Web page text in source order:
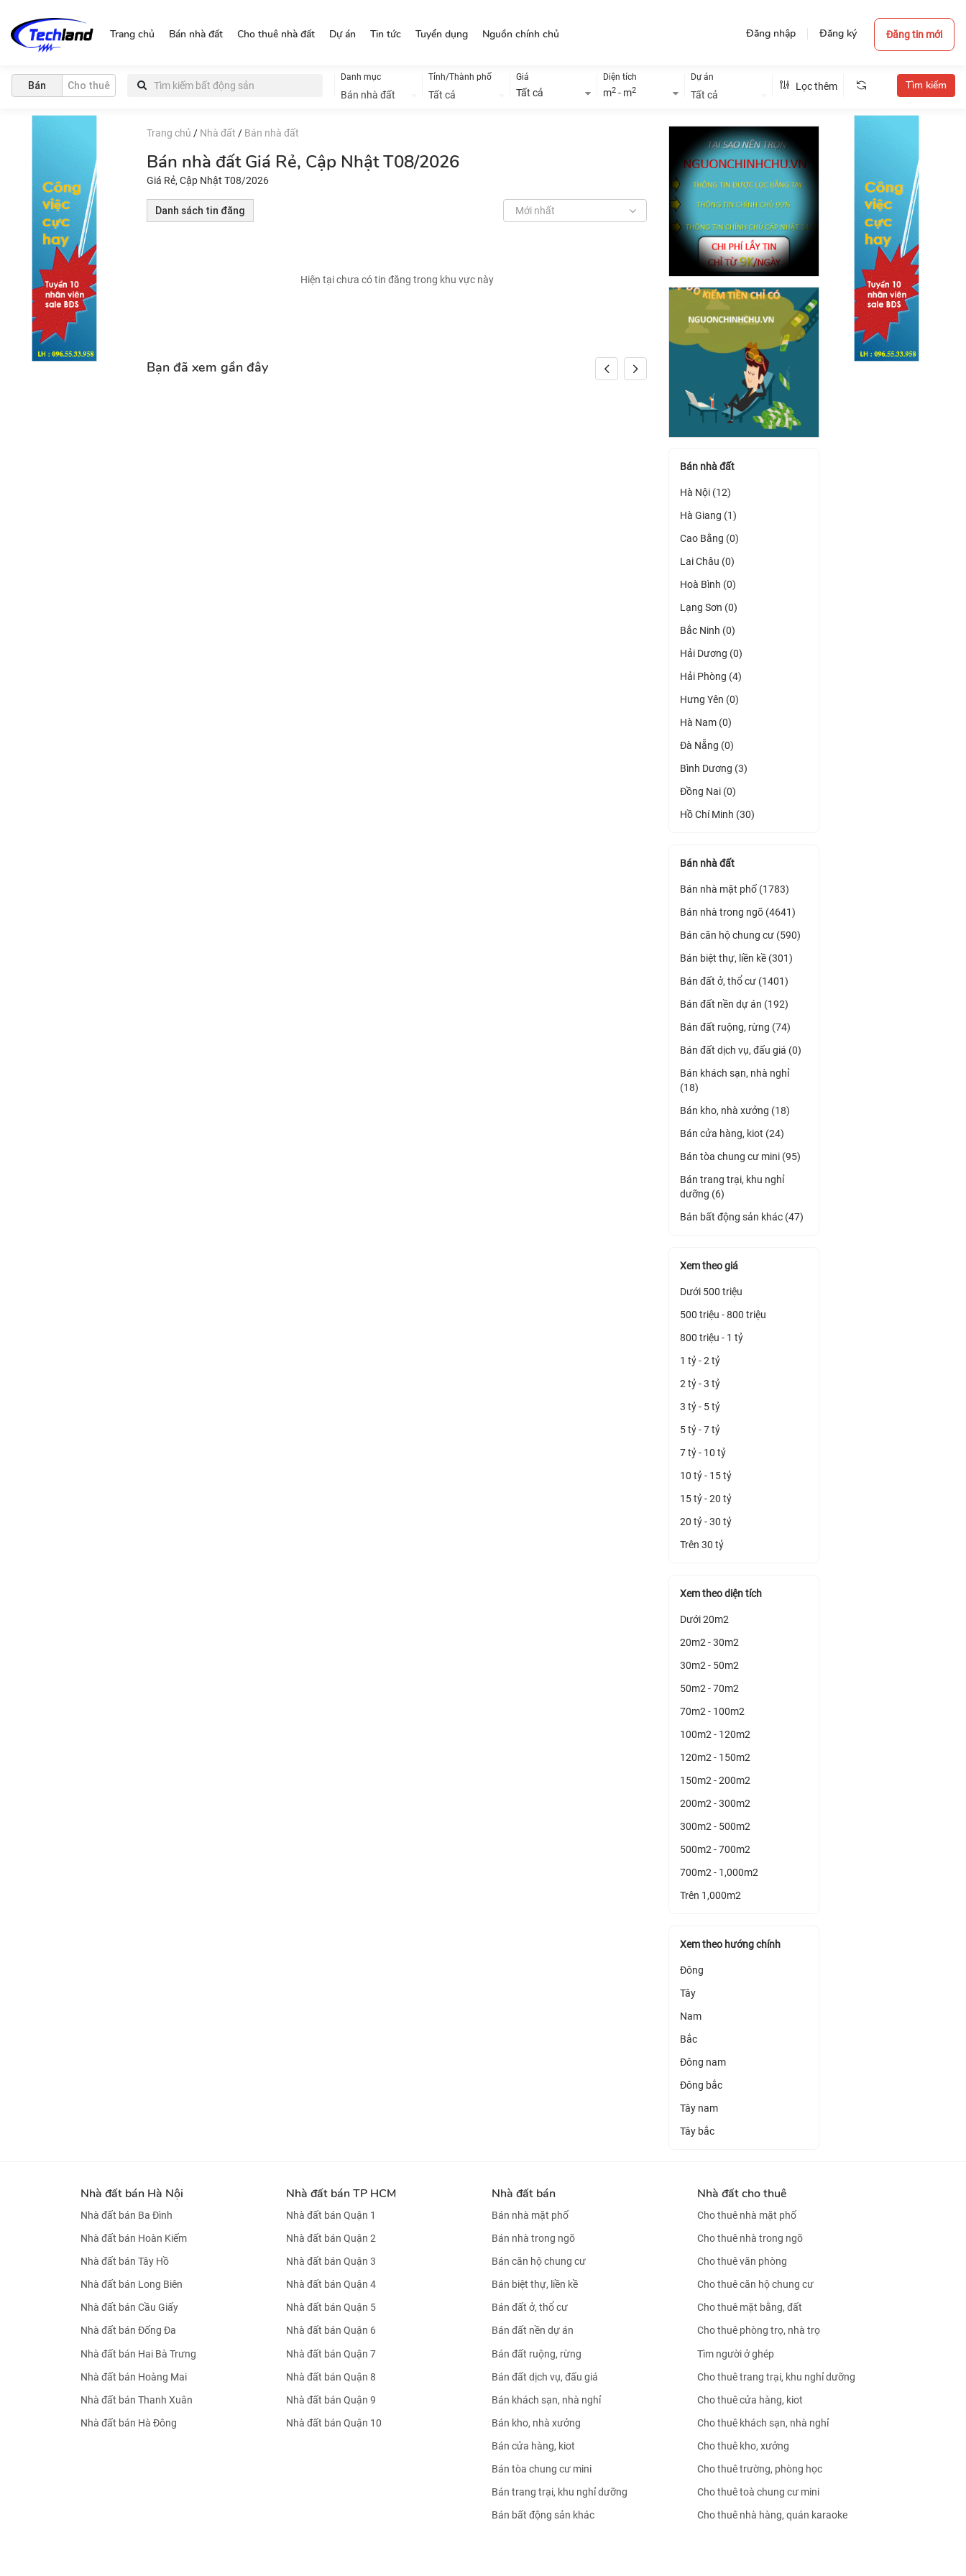
Đăng nhập Đăng ký Đăng tin mới
Trang chủ Bán nhà đất Cho thuê nhà đất Dự án Tin tức Tuyển dụng Nguồn chính chủ
Bán Cho thuê
Danh mục
Bán nhà đất
Tỉnh/Thành phố
Tất cả
Giá
Tất cả
Diện tích
m2 - m2
Dự án
Tất cả
Lọc thêm
Trang chủ / Nhà đất / Bán nhà đất
Bán nhà đất Giá Rẻ, Cập Nhật T08/2026
Giá Rẻ, Cập Nhật T08/2026
Danh sách tin đăng Mới nhất
Hiện tại chưa có tin đăng trong khu vực này
Bạn đã xem gần đây
Bán nhà đất
Hà Nội (12)
Hà Giang (1)
Cao Bằng (0)
Lai Châu (0)
Hoà Bình (0)
Lạng Sơn (0)
Bắc Ninh (0)
Hải Dương (0)
Hải Phòng (4)
Hưng Yên (0)
Hà Nam (0)
Đà Nẵng (0)
Bình Dương (3)
Đồng Nai (0)
Hồ Chí Minh (30)
Bán nhà đất
Bán nhà mặt phố (1783)
Bán nhà trong ngõ (4641)
Bán căn hộ chung cư (590)
Bán biệt thự, liền kề (301)
Bán đất ở, thổ cư (1401)
Bán đất nền dự án (192)
Bán đất ruộng, rừng (74)
Bán đất dịch vụ, đấu giá (0)
Bán khách sạn, nhà nghỉ
(18)
Bán kho, nhà xưởng (18)
Bán cửa hàng, kiot (24)
Bán tòa chung cư mini (95)
Bán trang trại, khu nghỉ
dưỡng (6)
Bán bất động sản khác (47)
Xem theo giá
Dưới 500 triệu
500 triệu - 800 triệu
800 triệu - 1 tỷ
1 tỷ - 2 tỷ
2 tỷ - 3 tỷ
3 tỷ - 5 tỷ
5 tỷ - 7 tỷ
7 tỷ - 10 tỷ
10 tỷ - 15 tỷ
15 tỷ - 20 tỷ
20 tỷ - 30 tỷ
Trên 30 tỷ
Xem theo diện tích
Dưới 20m2
20m2 - 30m2
30m2 - 50m2
50m2 - 70m2
70m2 - 100m2
100m2 - 120m2
120m2 - 150m2
150m2 - 200m2
200m2 - 300m2
300m2 - 500m2
500m2 - 700m2
700m2 - 1,000m2
Trên 1,000m2
Xem theo hướng chính
Đông
Tây
Nam
Bắc
Đông nam
Đông bắc
Tây nam
Tây bắc
Nhà đất bán Hà Nội
Nhà đất bán Ba Đình
Nhà đất bán Hoàn Kiếm
Nhà đất bán Tây Hồ
Nhà đất bán Long Biên
Nhà đất bán Cầu Giấy
Nhà đất bán Đống Đa
Nhà đất bán Hai Bà Trưng
Nhà đất bán Hoàng Mai
Nhà đất bán Thanh Xuân
Nhà đất bán Hà Đông
Nhà đất bán TP HCM
Nhà đất bán Quận 1
Nhà đất bán Quận 2
Nhà đất bán Quận 3
Nhà đất bán Quận 4
Nhà đất bán Quận 5
Nhà đất bán Quận 6
Nhà đất bán Quận 7
Nhà đất bán Quận 8
Nhà đất bán Quận 9
Nhà đất bán Quận 10
Nhà đất bán
Bán nhà mặt phố
Bán nhà trong ngõ
Bán căn hộ chung cư
Bán biệt thự, liền kề
Bán đất ở, thổ cư
Bán đất nền dự án
Bán đất ruộng, rừng
Bán đất dịch vụ, đấu giá
Bán khách sạn, nhà nghỉ
Bán kho, nhà xưởng
Bán cửa hàng, kiot
Bán tòa chung cư mini
Bán trang trại, khu nghỉ dưỡng
Bán bất động sản khác
Nhà đất cho thuê
Cho thuê nhà mặt phố
Cho thuê nhà trong ngõ
Cho thuê văn phòng
Cho thuê căn hộ chung cư
Cho thuê mặt bằng, đất
Cho thuê phòng trọ, nhà trọ
Tìm người ở ghép
Cho thuê trang trại, khu nghỉ dưỡng
Cho thuê cửa hàng, kiot
Cho thuê khách sạn, nhà nghỉ
Cho thuê kho, xưởng
Cho thuê trường, phòng học
Cho thuê toà chung cư mini
Cho thuê nhà hàng, quán karaoke